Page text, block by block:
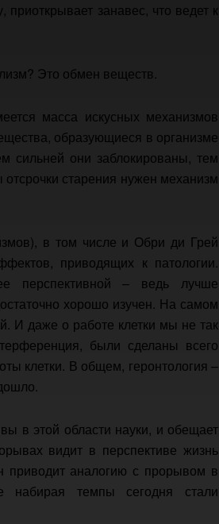
занавес, что ведет к
Это обмен веществ.
масса искусных механизмов
образующиеся в организме
сильней они заблокированы, тем
старения нужен механизм
в том числе и Обри ди Грей
приводящих к патологии.
перспективной – ведь лучше
хорошо изучен. На самом
И даже о работе клетки мы не так
были сделаны всего
клетки. В общем, геронтология –
в этой области науки, и обещает
видит в перспективе жизнь
приводит аналогию с прорывом в
набирая темпы сегодня стали